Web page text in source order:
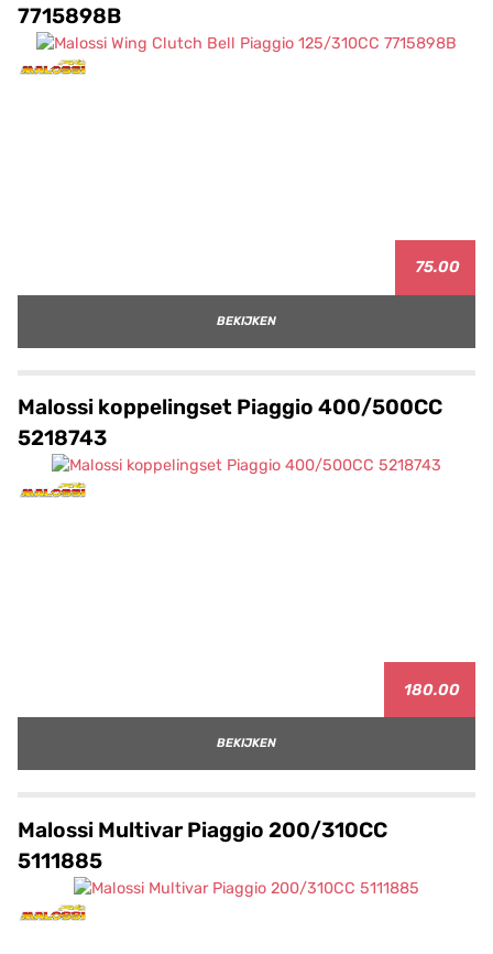
7715898B
75.00
BEKIJKEN
Malossi koppelingset Piaggio 400/500CC
5218743
180.00
BEKIJKEN
Malossi Multivar Piaggio 200/310CC
5111885